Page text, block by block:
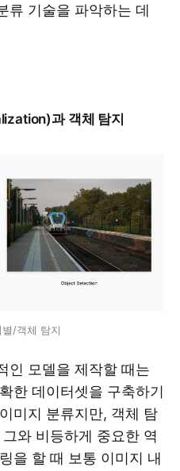
류 기술을 파악하는 데
과 객체 탐지
/객체 탐지
인 모델을 제작할 때는
한 데이터셋을 구축하기
미지 분류지만, 객체 탐
와 비등하게 중요한 역
을 할 때 보통 이미지 내